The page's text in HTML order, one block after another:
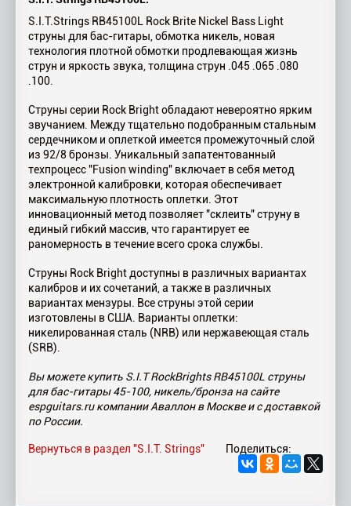
S.I.T.Strings RB45100L Rock Brite Nickel Bass Light
струны для бас-гитары, обмотка никель, новая
технология плотной обмотки продлевающая жизнь
струн и яркость звука, толщина струн .045 .065 .080
.100.
Струны серии Rock Bright обладают невероятно ярким
звучанием. Между тщательно подобранным стальным
сердечником и оплеткой имеется промежуточный слой
из 92/8 бронзы. Уникальный запатентованный
техпроцесс "Fusion winding" включает в себя метод
электронной калибровки, которая обеспечивает
максимальную плотность оплетки. Этот
инновационный метод позволяет "склеить" струну в
единый гибкий массив, что гарантирует ее
раномерность в течение всего срока службы.
Струны Rock Bright доступны в различных вариантах
калибров и их сочетаний, а также в различных
вариантах мензуры. Все струны этой серии
изготовлены в США. Варианты оплетки:
никелированная сталь (NRB) или нержавеющая сталь
(SRB).
Вы можете купить S.I.T RockBrights RB45100L струны
для бас-гитары 45-100, никель/бронза на сайте
espguitars.ru компании Аваллон в Москве и с доставкой
по России.
Поделиться:
Вернуться в раздел "S.I.T. Strings"